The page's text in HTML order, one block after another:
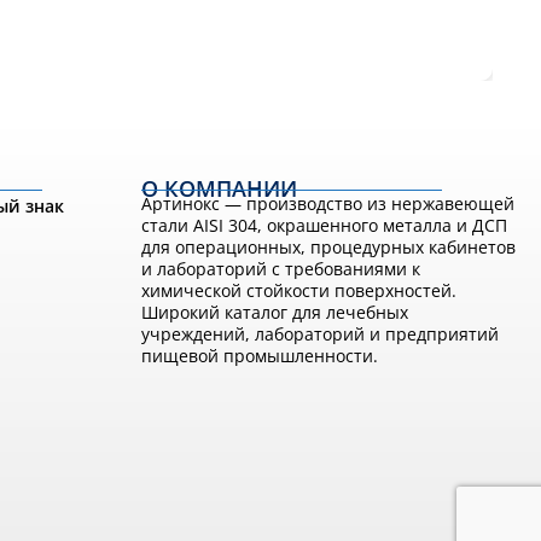
знак
О КОМПАНИИ
Артинокс — производство из нержавеющей
стали AISI 304, окрашенного металла и ДСП
для операционных, процедурных кабинетов
и лабораторий с требованиями к
химической стойкости поверхностей.
Широкий каталог для лечебных
учреждений, лабораторий и предприятий
пищевой промышленности.